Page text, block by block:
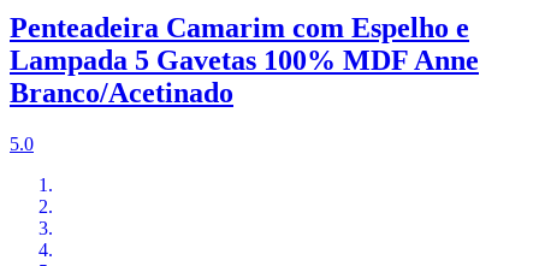
Penteadeira Camarim com Espelho e
Lampada 5 Gavetas 100% MDF Anne
Branco/Acetinado
5.0